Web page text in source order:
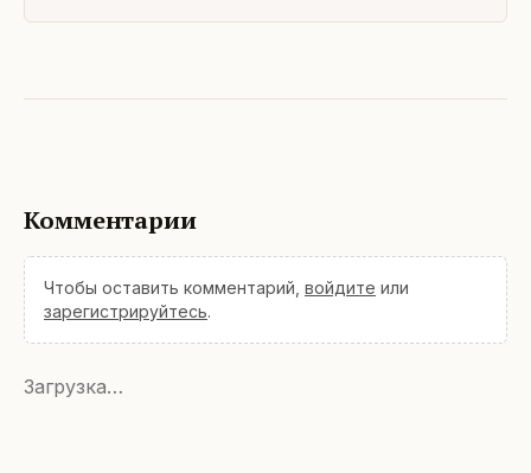
Комментарии
Чтобы оставить комментарий, войдите или
зарегистрируйтесь.
Загрузка…